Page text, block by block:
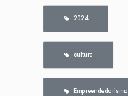
2024
cultura
Empreendedorismo